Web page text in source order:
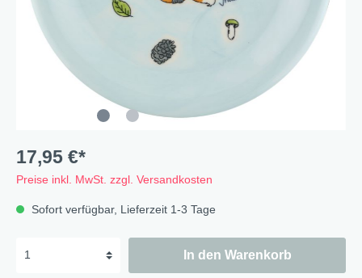
17,95 €*
Preise inkl. MwSt. zzgl. Versandkosten
Sofort verfügbar, Lieferzeit 1-3 Tage
In den Warenkorb